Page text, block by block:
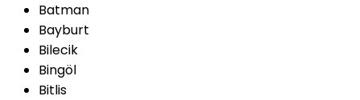
Batman
Bayburt
Bilecik
Bingöl
Bitlis